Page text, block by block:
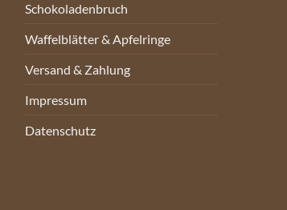
Schokoladenbruch
Waffelblätter & Apfelringe
Versand & Zahlung
Impressum
Datenschutz